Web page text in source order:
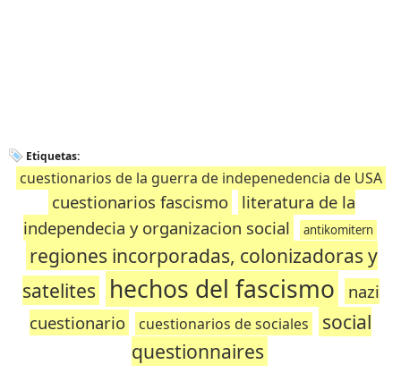
Etiquetas:
cuestionarios de la guerra de indepenedencia de USA
cuestionarios fascismo
literatura de la
independecia y organizacion social
antikomitern
regiones incorporadas, colonizadoras y
satelites
hechos del fascismo
nazi
cuestionario
cuestionarios de sociales
social
questionnaires